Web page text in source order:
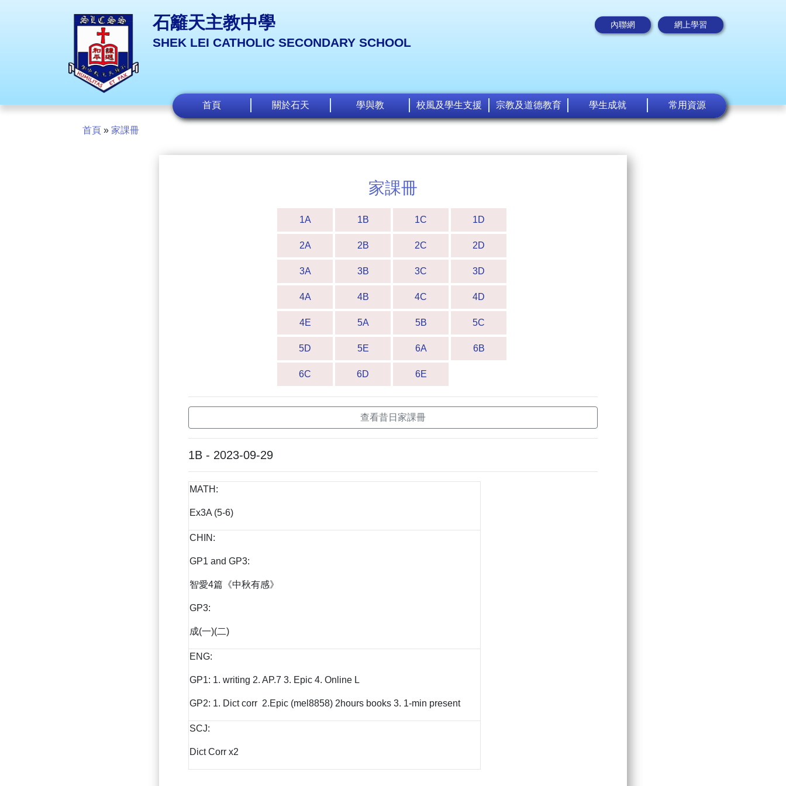
石籬天主教中學
SHEK LEI CATHOLIC SECONDARY SCHOOL
內聯網 網上學習
首頁 關於石天 學與教 校風及學生支援 宗教及道德教育 學生成就 常用資源
首頁 » 家課冊
家課冊
1A 1B 1C 1D
2A 2B 2C 2D
3A 3B 3C 3D
4A 4B 4C 4D
4E 5A 5B 5C
5D 5E 6A 6B
6C 6D 6E
查看昔日家課冊
1B - 2023-09-29
MATH:
Ex3A (5-6)
CHIN:
GP1 and GP3:
智愛4篇《中秋有感》
GP3:
成(一)(二)
ENG:
GP1: 1. writing 2. AP.7 3. Epic 4. Online L
GP2: 1. Dict corr 2.Epic (mel8858) 2hours books 3. 1-min present
SCJ:
Dict Corr x2